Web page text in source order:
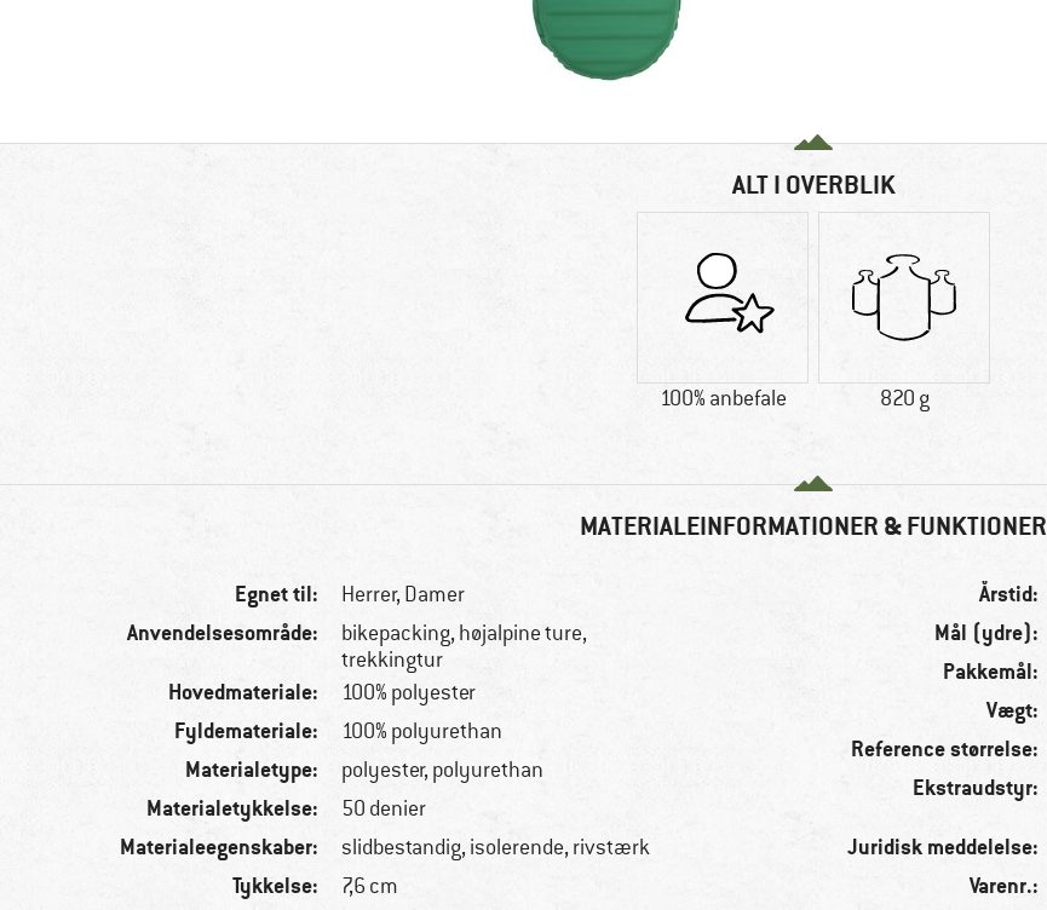
ALT I OVERBLIK
100% anbefale 820 g
MATERIALEINFORMATIONER & FUNKTIONER
Egnet til: Herrer, Damer
Anvendelsesområde:
bikepacking, højalpine ture,
trekkingtur
Hovedmateriale: 100% polyester
Fyldemateriale: 100% polyurethan
Materialetype: polyester, polyurethan
Materialetykkelse: 50 denier
Materialeegenskaber: slidbestandig, isolerende, rivstærk
Tykkelse: 7,6 cm
Årstid:
Mål (ydre):
Pakkemål:
Vægt:
Reference størrelse:
Ekstraudstyr:
Juridisk meddelelse:
Varenr.: